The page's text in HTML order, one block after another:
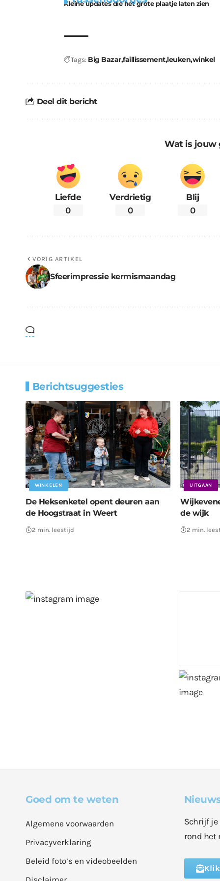
Kleine updates die het grote plaatje laten zien
kabouters
Tags: Big Bazarfaillissementleukenwinkel
Deel dit bericht
Wat is jouw
Liefde
0
Verdrietig
0
Blij
0
VORIG ARTIKEL
Sfeerimpressie kermismaandag
Berichtsuggesties
WINKELEN
De Heksenketel opent deuren aan
de Hoogstraat in Weert
2 min. leestijd
UITGAAN
de wijk
2 min.
Goed om te weten
Algemene voorwaarden
Privacyverklaring
Beleid foto’s en videobeelden
Schrijf je
rond het